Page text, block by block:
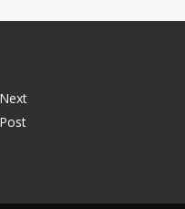
Next
Post